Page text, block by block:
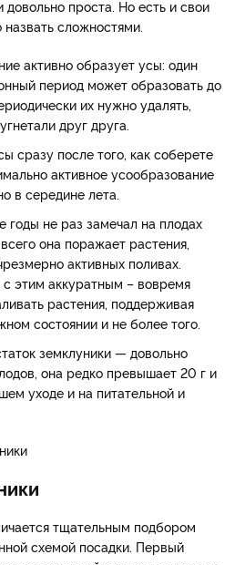
довольно проста. Но есть и свои
сложностями.
активно образует усы: один
период может образовать до
их нужно удалять,
друг друга.
сразу после того, как соберете
активное усообразование
в середине лета.
годы не раз замечал на плодах
она поражает растения,
активных поливах.
этим аккуратным – вовремя
растения, поддерживая
состоянии и не более того.
земклуники — довольно
она редко превышает 20 г и
уходе и на питательной и
тщательным подбором
схемой посадки. Первый